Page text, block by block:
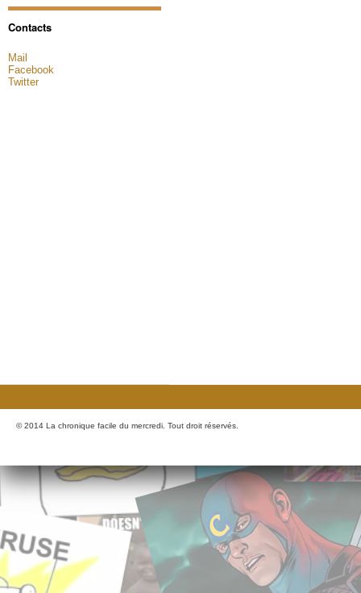
Contacts
Mail
Facebook
Twitter
© 2014 La chronique facile du mercredi. Tout droit réservés.